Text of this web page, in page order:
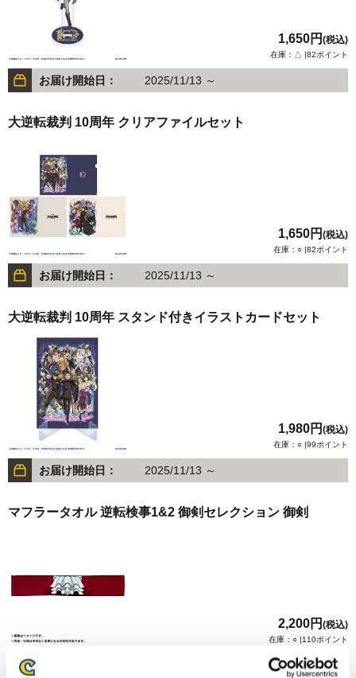
1,650円 (税込)
在庫：△ |82ポイント
お届け開始日： 2025/11/13 ～
大逆転裁判 10周年 クリアファイルセット
1,650円 (税込)
在庫：○ |82ポイント
お届け開始日： 2025/11/13 ～
大逆転裁判 10周年 スタンド付きイラストカードセット
1,980円 (税込)
在庫：○ |99ポイント
お届け開始日： 2025/11/13 ～
マフラータオル 逆転検事1&2 御剣セレクション 御剣
2,200円 (税込)
在庫：○ |110ポイント